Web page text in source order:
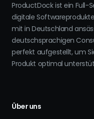
ProductDock ist ein Full-
digitale
mit in Deutschland
deutschsprachigen
perfekt aufgestellt, um
Produkt optimal
Über uns